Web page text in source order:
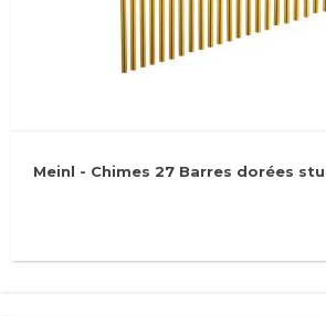
Meinl - Chimes 27 Barres dorées